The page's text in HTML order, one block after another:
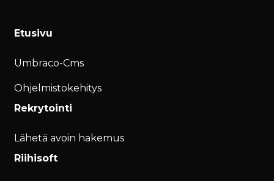
Etusivu
Umbraco-Cms
Ohjelmistokehitys
Rekrytointi
Lähetä avoin hakemus
Riihisoft